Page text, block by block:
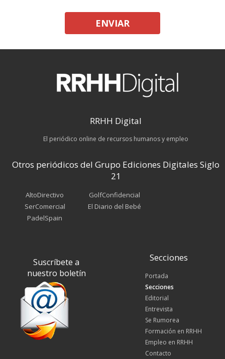
ENVIAR
RRHH Digital
El periódico online de recursos humanos y empleo
Otros periódicos del Grupo Ediciones Digitales Siglo
21
AltoDirectivo
SerComercial
PadelSpain
GolfConfidencial
El Diario del Bebé
Suscríbete a
nuestro boletín
Secciones
Portada
Secciones
Editorial
Entrevista
Se Rumorea
Formación en RRHH
Empleo en RRHH
Contacto